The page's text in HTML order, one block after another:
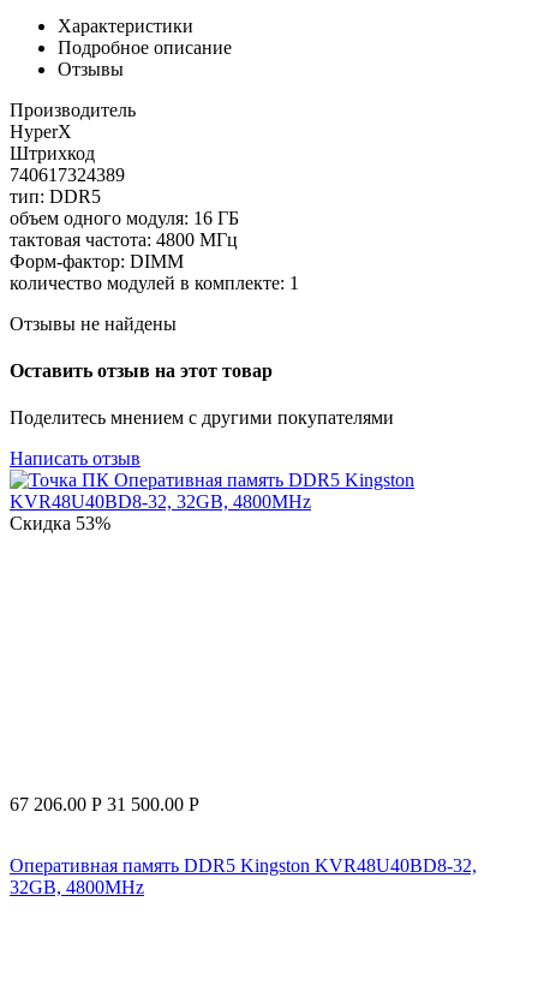
Характеристики
Подробное описание
Отзывы
Производитель
HyperX
Штрихкод
740617324389
тип: DDR5
объем одного модуля: 16 ГБ
тактовая частота: 4800 МГц
Форм-фактор: DIMM
количество модулей в комплекте: 1
Отзывы не найдены
Оставить отзыв на этот товар
Поделитесь мнением с другими покупателями
Написать отзыв
Скидка 53%
67 206.00 Р 31 500.00 Р
Оперативная память DDR5 Kingston KVR48U40BD8-32,
32GB, 4800MHz